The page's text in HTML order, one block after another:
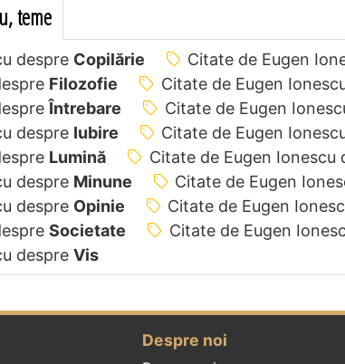
teme
despre Copilărie Citate de Eugen
Filozofie Citate de Eugen
Întrebare Citate de Eugen
despre Iubire Citate de Eugen
Lumină Citate de Eugen Ionescu
despre Minune Citate de Eugen
despre Opinie Citate de Eugen
Societate Citate de Eugen
despre Vis
Despre noi